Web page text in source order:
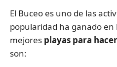
El Buceo es uno de las
popularidad ha ganado en
mejores playas para
son: